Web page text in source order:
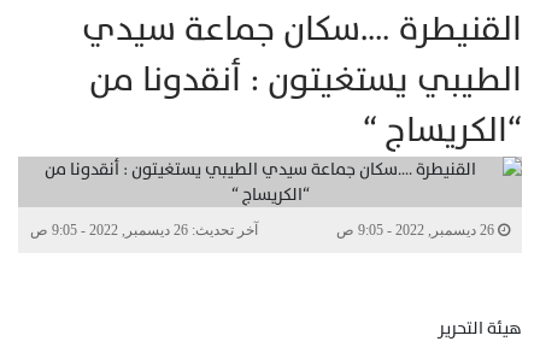
القنيطرة ….سكان جماعة سيدي
الطيبي يستغيتون : أنقدونا من
“الكريساج “
آخر تحديث: 26 ديسمبر, 2022 - 9:05 ص
هيئة التحرير